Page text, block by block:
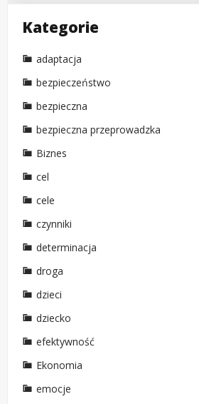
Kategorie
adaptacja
bezpieczeństwo
bezpieczna
bezpieczna przeprowadzka
Biznes
cel
cele
czynniki
determinacja
droga
dzieci
dziecko
efektywność
Ekonomia
emocje